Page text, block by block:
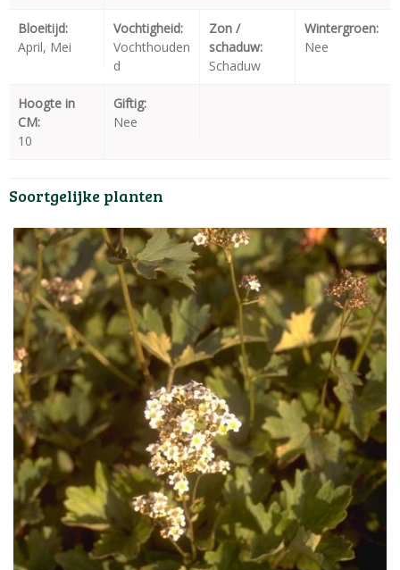
Bloeitijd:
April, Mei
Vochtigheid:
Vochthouden
d
Zon /
schaduw:
Schaduw
Wintergroen:
Nee
Hoogte in
CM:
10
Giftig:
Nee
Soortgelijke planten